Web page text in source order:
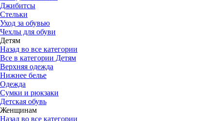
Джибитсы
Стельки
Уход за обувью
Чехлы для обуви
Детям
Назад во все категории
Все в категории Детям
Верхняя одежда
Нижнее белье
Одежда
Сумки и рюкзаки
Детская обувь
Женщинам
Назад во все категории